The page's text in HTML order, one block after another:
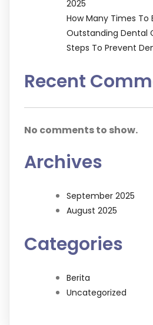
2025
How Many Times To
Outstanding Dental
Steps To Prevent
Recent
No comments to show.
Archives
September 2025
August 2025
Categories
Berita
Uncategorized